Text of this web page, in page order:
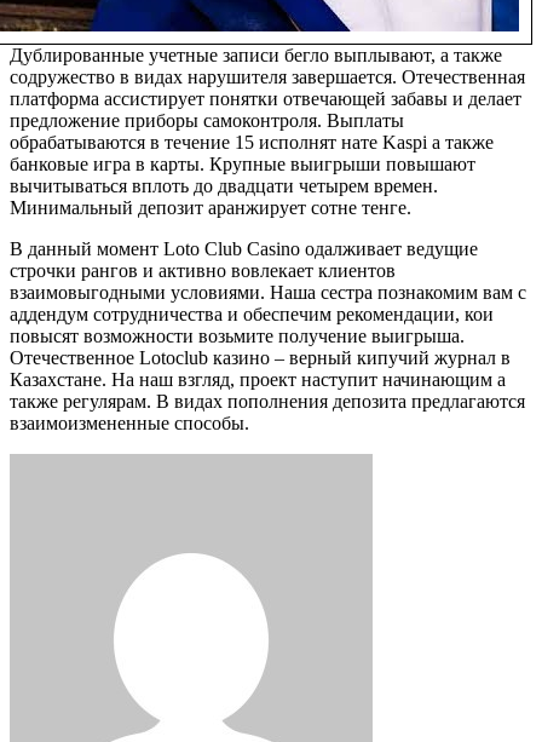
Дублированные учетные записи бегло выплывают, а также
содружество в видах нарушителя завершается. Отечественная
платформа ассистирует понятки отвечающей забавы и делает
предложение приборы самоконтроля. Выплаты
обрабатываются в течение 15 исполнят нате Kaspi а также
банковые игра в карты. Крупные выигрыши повышают
вычитываться вплоть до двадцати четырем времен.
Минимальный депозит аранжирует сотне тенге.
В данный момент Loto Club Casino одалживает ведущие
строчки рангов и активно вовлекает клиентов
взаимовыгодными условиями. Наша сестра познакомим вам с
аддендум сотрудничества и обеспечим рекомендации, кои
повысят возможности возьмите получение выигрыша.
Отечественное Lotoclub казино – верный кипучий журнал в
Казахстане. На наш взгляд, проект наступит начинающим а
также регулярам. В видах пополнения депозита предлагаются
взаимоизмененные способы.